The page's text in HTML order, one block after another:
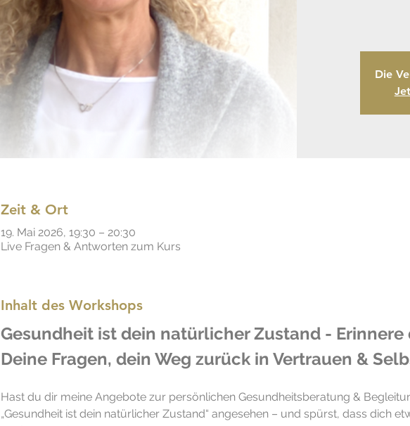
Die
Zeit & Ort
19. Mai 2026, 19:30 – 20:30
Live Fragen & Antworten zum Kurs
Inhalt des Workshops
Gesundheit ist dein natürlicher Zustand - Erinnere
Deine Fragen, dein Weg zurück in Vertrauen &
Hast du dir meine Angebote zur persönlichen Gesundheitsberatung &
„Gesundheit ist dein natürlicher Zustand“ angesehen – und spürst, dass dich